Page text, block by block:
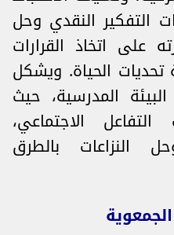
التفكير النقدي وحل
على اتخاذ القرارات
الحياة. ويشكل
المدرسية، حيث
الاجتماعي،
النزاعات بالطرق